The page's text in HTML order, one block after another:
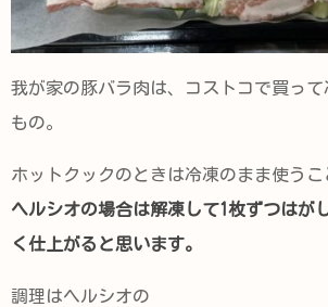
我が家の豚バラ肉は、コストコで買って
もの。
ホットクックのときは冷凍のまま使うこ
ヘルシオの場合は解凍して1枚ずつはが
く仕上がると思います。
調理はヘルシオの